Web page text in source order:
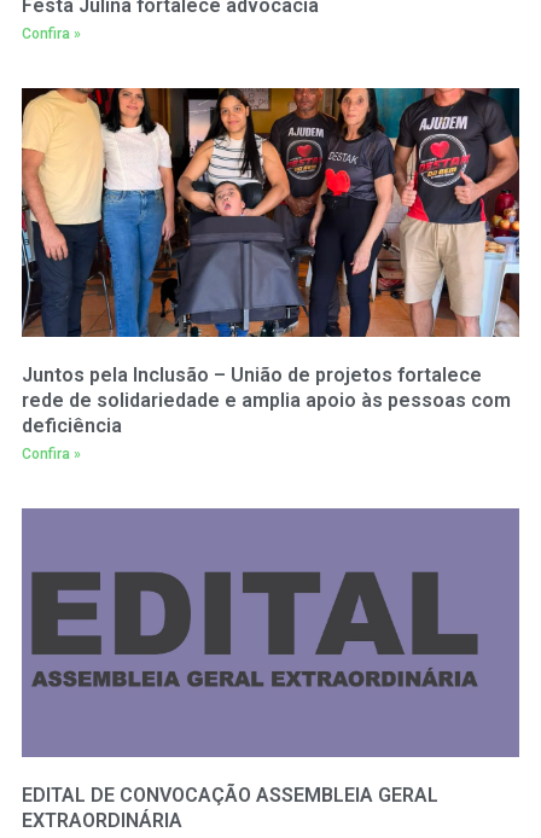
Festa Julina fortalece advocacia
Confira »
Juntos pela Inclusão – União de projetos fortalece
rede de solidariedade e amplia apoio às pessoas com
deficiência
Confira »
EDITAL DE CONVOCAÇÃO ASSEMBLEIA GERAL
EXTRAORDINÁRIA